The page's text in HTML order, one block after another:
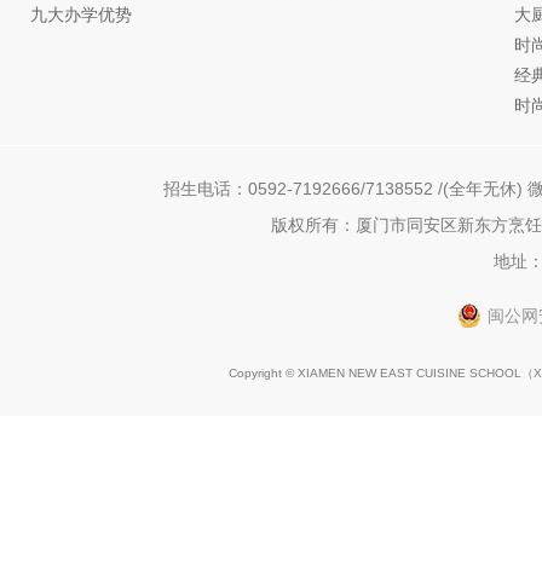
九大办学优势
大
时
经
时
招生电话：0592-7192666/7138552 /(全年无休)
版权所有：厦门市同安区新东方烹
地址
闽公
Copyright © XIAMEN NEW EAST CUISINE SCHOOL（